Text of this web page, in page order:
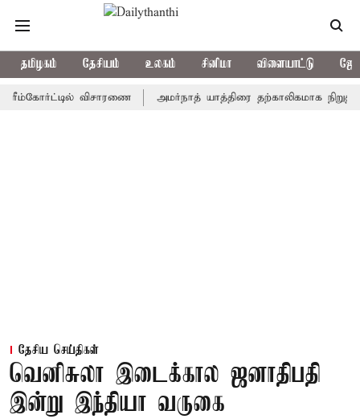
தமிழகம் தேசியம் உலகம் சினிமா விளையாட்டு
விசாரணை அமர்நாத் யாத்திரை தற்காலிகமாக நிறுத்தம்
தேசிய செய்திகள்
வெனிசுலா இடைக்கால ஜனாதிபதி
இன்று இந்தியா வருகை